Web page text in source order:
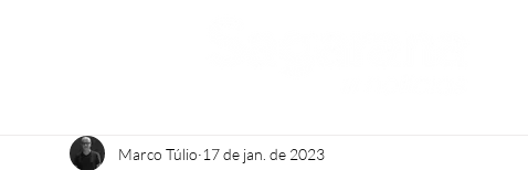
Marco Túlio 17 de jan. de 2023